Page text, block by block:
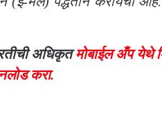
अधिकृतमोबाईल अँप येथे
करा.